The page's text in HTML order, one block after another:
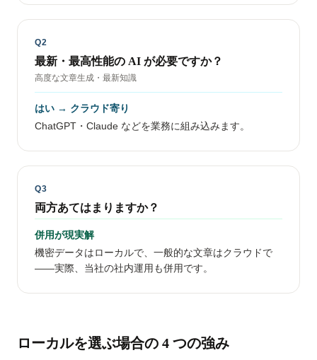
Q2
最新・最高性能の AI が必要ですか？
高度な文章生成・最新知識
はい → クラウド寄り
ChatGPT・Claude などを業務に組み込みます。
Q3
両方あてはまりますか？
併用が現実解
機密データはローカルで、一般的な文章はクラウドで
——実際、当社の社内運用も併用です。
ローカルを選ぶ場合の 4 つの強み